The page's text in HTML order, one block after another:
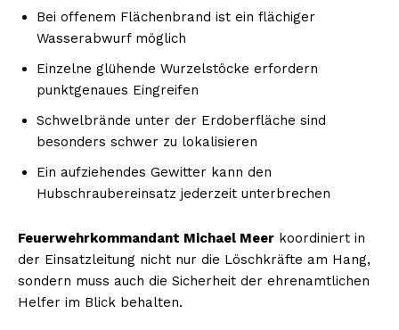
Bei offenem Flächenbrand ist ein flächiger
Wasserabwurf möglich
Einzelne glühende Wurzelstöcke erfordern
punktgenaues Eingreifen
Schwelbrände unter der Erdoberfläche sind
besonders schwer zu lokalisieren
Ein aufziehendes Gewitter kann den
Hubschraubereinsatz jederzeit unterbrechen
Feuerwehrkommandant Michael Meer koordiniert in
der Einsatzleitung nicht nur die Löschkräfte am Hang,
sondern muss auch die Sicherheit der ehrenamtlichen
Helfer im Blick behalten.